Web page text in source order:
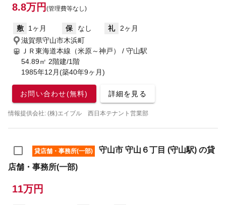
8.8万円 (管理費等なし)
敷 1ヶ月 保 なし 礼
2ヶ月
滋賀県守山市木浜町
ＪＲ東海道本線（米原～神戸） / 守山駅
54.89㎡ 2階建/1階
1985年12月(築40年9ヶ月)
お問い合わせ(無料) 詳細を見る
情報提供会社: (株)エイブル 西日本テナント営業部
貸店舗・事務所(一部)
守山市 守山６丁目 (守山駅) の貸
店舗・事務所(一部)
11万円